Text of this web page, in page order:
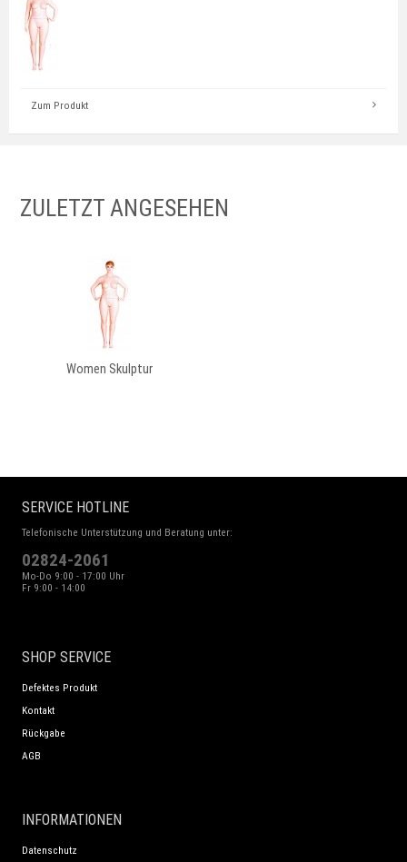
Zum Produkt
ZULETZT ANGESEHEN
Women Skulptur
SERVICE HOTLINE
Telefonische Unterstützung und Beratung unter:
02824-2061
Mo-Do 9:00 - 17:00 Uhr
Fr 9:00 - 14:00
SHOP SERVICE
Defektes Produkt
Kontakt
Rückgabe
AGB
INFORMATIONEN
Datenschutz